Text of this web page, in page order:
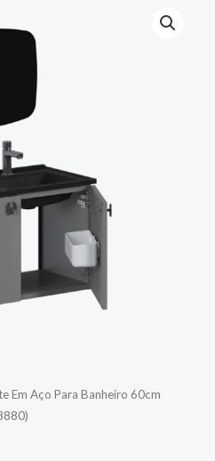
Em Aço Para Banheiro 60cm